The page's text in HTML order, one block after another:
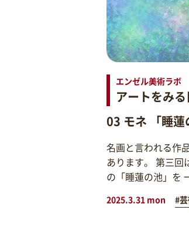
エンゼル美術ラボ
アートをみる
03 モネ 「睡蓮
名画と言われる作
あります。 第三回
の「睡蓮の池」を
2025.3.31 mon #